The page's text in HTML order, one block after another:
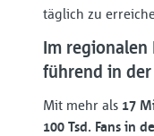
täglich zu
Im regionalen
führend in der
Mit mehr als 17
100 Tsd. Fans in